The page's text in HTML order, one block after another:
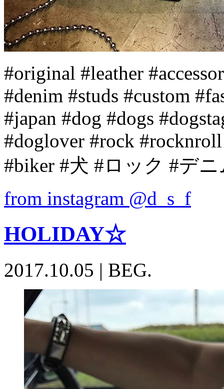
#original #leather
#denim #studs #custom
#japan #dog #dogs
#doglover #rock
#biker #犬 #ロック #デ
from instagram @d_s_f
HOLIDAY☆
2017.10.05 | BEG.